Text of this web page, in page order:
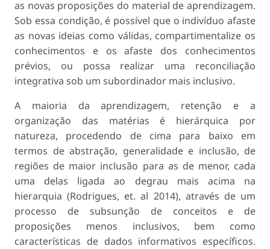
as novas proposições do material de aprendizagem.
Sob essa condição, é possível que o indivíduo afaste
as novas ideias como válidas, compartimentalize os
conhecimentos e os afaste dos conhecimentos
prévios, ou possa realizar uma reconciliação
integrativa sob um subordinador mais inclusivo.
A maioria da aprendizagem, retenção e a
organização das matérias é hierárquica por
natureza, procedendo de cima para baixo em
termos de abstração, generalidade e inclusão, de
regiões de maior inclusão para as de menor, cada
uma delas ligada ao degrau mais acima na
hierarquia (Rodrigues, et. al 2014), através de um
processo de subsunção de conceitos e de
proposições menos inclusivos, bem como
características de dados informativos específicos.